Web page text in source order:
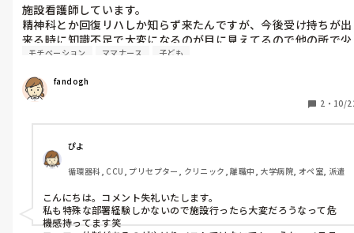
施設看護師しています。
精神科とか回復リハしか知らず来たんですが、今後受け持ちが出
来る時に知識不足で大変になるのが目に見えてるので他の所で少
しでも勉強したほうがいいのかとか考えてしまいます。
でも子供もいるしどこいっても同じかなとか悩みます。
モチベーション ママナース 子ども
fandogh
2 ・ 10/
ぴよ
循環器科, CCU, プリセプター, クリニック, 離職中, 大学病院, オペ室, 派遣
こんにちは。コメント失礼いたします。
私も特殊な部署経験しかないので施設行ったら大変だろうなって危
機感持ってます笑